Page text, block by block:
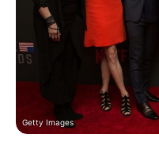
Getty Images